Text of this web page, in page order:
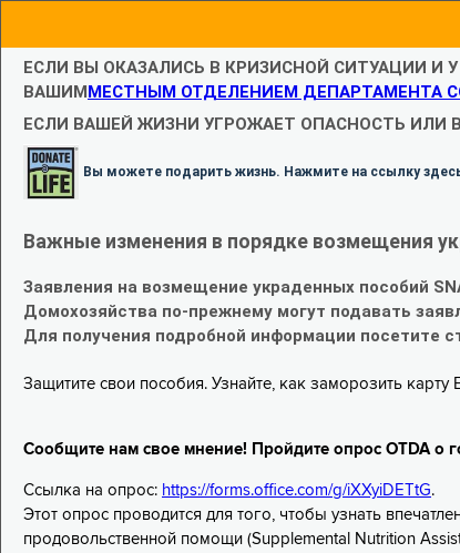
ЕСЛИ ВЫ ОКАЗАЛИСЬ В КРИЗИСНОЙ СИТУАЦИИ
ВАШИММЕСТНЫМ ОТДЕЛЕНИЕМ ДЕПАРТАМЕНТА
ЕСЛИ ВАШЕЙ ЖИЗНИ УГРОЖАЕТ ОПАСНОСТЬ
Вы можете подарить жизнь. Нажмите на ссылку
Важные изменения в порядке возмещения
Заявления на возмещение украденных пособий
Домохозяйства по-прежнему могут подавать
Для получения подробной информации посетите
Защитите свои пособия. Узнайте, как заморозить карту
Сообщите нам свое мнение! Пройдите опрос OTDA о
Ссылка на опрос: https://forms.office.com/g/iXXyiDETtG.
Этот опрос проводится для того, чтобы узнать
продовольственной помощи (Supplemental Nutrition